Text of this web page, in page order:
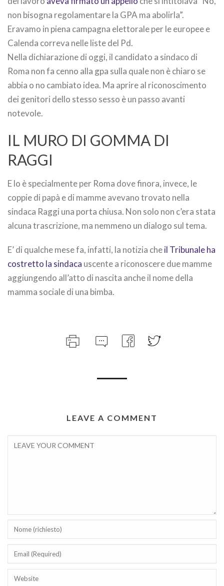
non bisogna regolamentare la GPA ma abolirla”.
Eravamo in piena campagna elettorale per le europee e
Calenda correva nelle liste del Pd.
Nella dichiarazione di oggi, il candidato a sindaco di
Roma non fa cenno alla gpa sulla quale non è chiaro se
abbia o no cambiato idea. Ma aprire al riconoscimento
dei genitori dello stesso sesso è un passo avanti
notevole.
IL MURO DI GOMMA DI
RAGGI
E lo è specialmente per Roma dove finora, invece, le
coppie di papà e di mamme avevano trovato nella
sindaca Raggi una porta chiusa. Non solo non c’era stata
alcuna trascrizione, ma nemmeno un dialogo sul tema.
E’ di qualche mese fa, infatti, la notizia cheil Tribunale ha
costretto la sindaca uscente a riconoscere due mamme
aggiungendo all’atto di nascita anche il nome della
mamma sociale di una bimba.
LEAVE A COMMENT